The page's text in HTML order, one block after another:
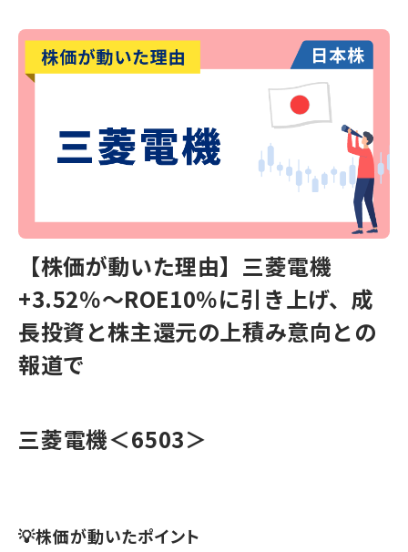
【株価が動いた理由】三菱電機
+3.52％～ROE10％に引き上げ、成
長投資と株主還元の上積み意向との
報道で
三菱電機＜6503＞
💡株価が動いたポイント